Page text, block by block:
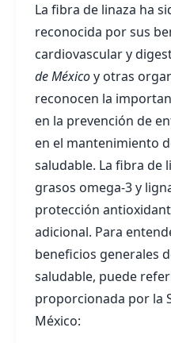
La fibra de linaza ha
reconocida por sus
cardiovascular y
de Méxicoy otras
reconocen la
en la prevención de
en el mantenimiento
saludable. La fibra de
grasos omega-3 y
protección
adicional. Para
beneficios generales
saludable, puede
proporcionada por la
México: